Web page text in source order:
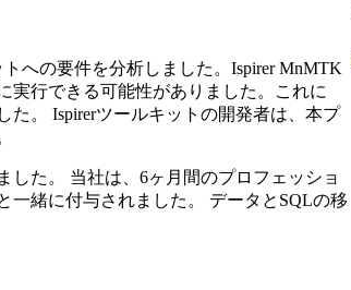
への要件を分析しました。Ispirer MnMTK
実行できる可能性がありました。これに
。 Ispirerツールキットの開発者は、本プ
した。 当社は、6ヶ月間のプロフェッショ
一緒に付与されました。 データとSQLの移